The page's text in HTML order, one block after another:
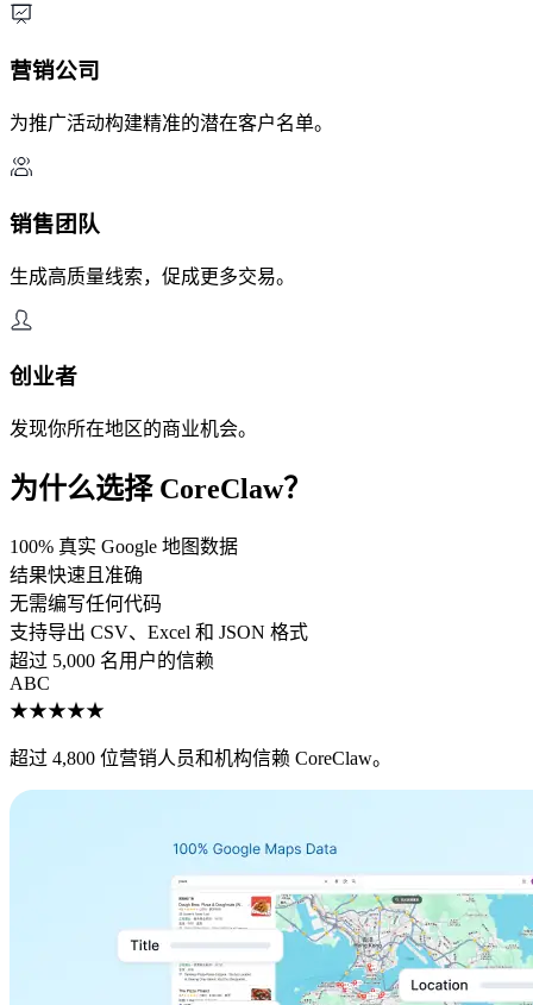
营销公司
为推广活动构建精准的潜在客户名单。
销售团队
生成高质量线索，促成更多交易。
创业者
发现你所在地区的商业机会。
为什么选择 CoreClaw？
100% 真实 Google 地图数据
结果快速且准确
无需编写任何代码
支持导出 CSV、Excel 和 JSON 格式
超过 5,000 名用户的信赖
ABC
★★★★★
超过 4,800 位营销人员和机构信赖 CoreClaw。